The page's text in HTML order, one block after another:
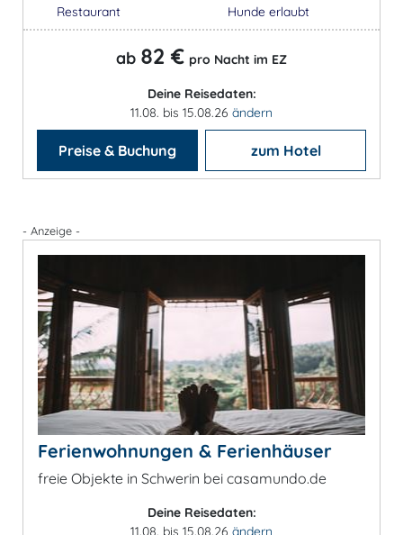
Restaurant
Hunde erlaubt
ab 82 € pro Nacht im EZ
Deine Reisedaten:
11.08. bis 15.08.26 ändern
Preise & Buchung zum Hotel
- Anzeige -
Ferienwohnungen & Ferienhäuser
freie Objekte in Schwerin bei casamundo.de
Deine Reisedaten:
11.08. bis 15.08.26 ändern